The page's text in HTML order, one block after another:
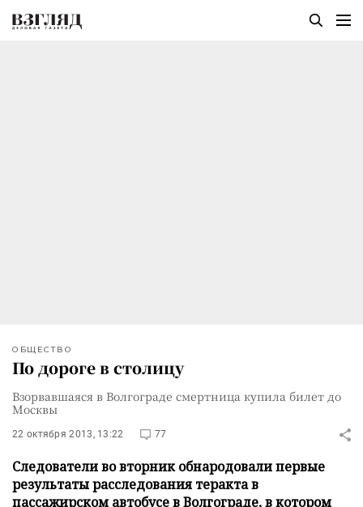
ОБЩЕСТВО
По дороге в столицу
Взорвавшаяся в Волгограде смертница купила билет до
Москвы
22 октября 2013, 13:22 77
Следователи во вторник обнародовали первые
результаты расследования теракта в
пассажирском автобусе в Волгограде, в котором